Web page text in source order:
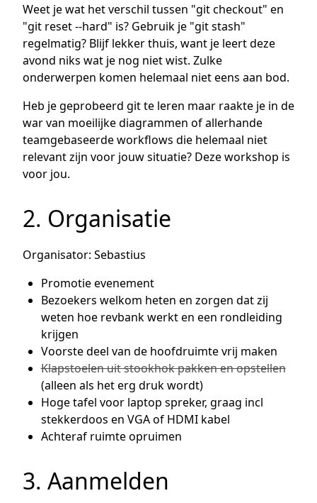
Weet je wat het verschil tussen "git checkout" en
"git reset --hard" is? Gebruik je "git stash"
regelmatig? Blijf lekker thuis, want je leert deze
avond niks wat je nog niet wist. Zulke
onderwerpen komen helemaal niet eens aan bod.
Heb je geprobeerd git te leren maar raakte je in de
war van moeilijke diagrammen of allerhande
teamgebaseerde workflows die helemaal niet
relevant zijn voor jouw situatie? Deze workshop is
voor jou.
2. Organisatie
Organisator: Sebastius
Promotie evenement
Bezoekers welkom heten en zorgen dat zij
weten hoe revbank werkt en een rondleiding
krijgen
Voorste deel van de hoofdruimte vrij maken
Klapstoelen uit stookhok pakken en opstellen
(alleen als het erg druk wordt)
Hoge tafel voor laptop spreker, graag incl
stekkerdoos en VGA of HDMI kabel
Achteraf ruimte opruimen
3. Aanmelden